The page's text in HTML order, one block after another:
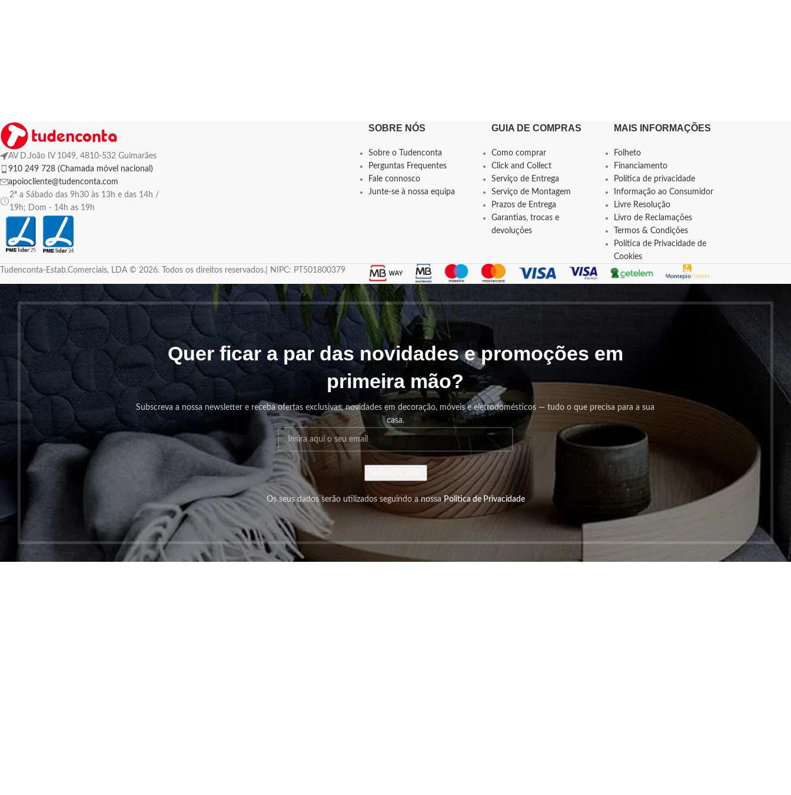
AV D.João IV 1049, 4810-532 Guimarães
910 249 728 (Chamada móvel nacional)
apoiocliente@tudenconta.com
2ª a Sábado das 9h30 às 13h e das 14h /
19h; Dom - 14h as 19h
SOBRE NÓS
Sobre o Tudenconta
Perguntas Frequentes
Fale connosco
Junte-se à nossa equipa
GUIA DE COMPRAS
Como comprar
Click and Collect
Serviço de Entrega
Serviço de Montagem
Prazos de Entrega
Garantias, trocas e
devoluções
MAIS INFORMAÇÕES
Folheto
Financiamento
Política de privacidade
Informação ao Consumidor
Livre Resolução
Livro de Reclamações
Termos & Condições
Política de Privacidade de
Cookies
Tudenconta-Estab.Comerciais, LDA © 2026. Todos os direitos reservados.| NIPC: PT501800379
Quer ficar a par das novidades e promoções em
primeira mão?
Subscreva a nossa newsletter e receba ofertas exclusivas, novidades em decoração, móveis e eletrodomésticos — tudo o que precisa para a sua
casa.
Os seus dados serão utilizados seguindo a nossaPolitica de Privacidade